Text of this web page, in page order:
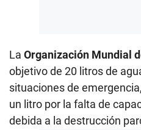
La Organización Mundial
objetivo de 20 litros de
situaciones de
un litro por la falta de
debida a la destrucción